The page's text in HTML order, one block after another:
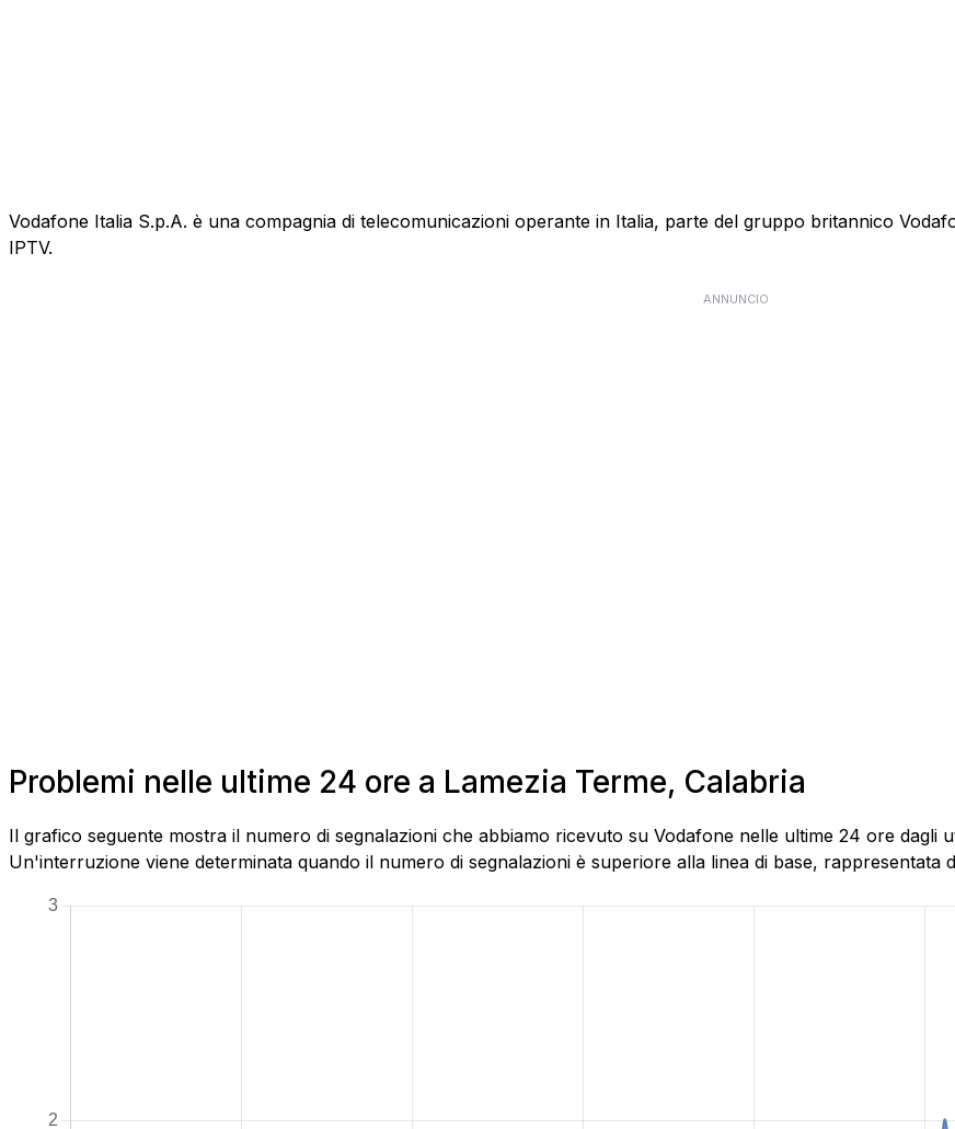
Vodafone Italia S.p.A. è una compagnia di telecomunicazioni operante in Italia, parte del gruppo britannico
IPTV.
ANNUNCIO
Problemi nelle ultime 24 ore a Lamezia Terme, Calabria
Il grafico seguente mostra il numero di segnalazioni che abbiamo ricevuto su Vodafone nelle ultime 24 ore dagli
Un'interruzione viene determinata quando il numero di segnalazioni è superiore alla linea di base, rappresentata